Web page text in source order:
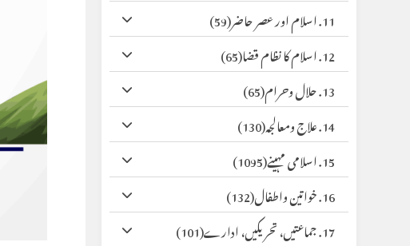
11. اسلام اور عصر حاضر
(59)
12. اسلام کا نظام قضا
(65)
13. حلال وحرام
(65)
14. علاج ومعالجہ
(130)
15. اسلامی مہینے
(1095)
16. خواتین واطفال
(132)
17. جماعتیں، تحریکیں، ادارے
(101)